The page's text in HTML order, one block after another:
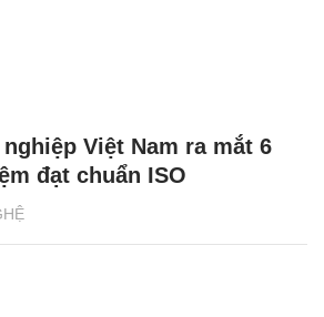
Việt Nam ra mắt 6
đạt chuẩn ISO